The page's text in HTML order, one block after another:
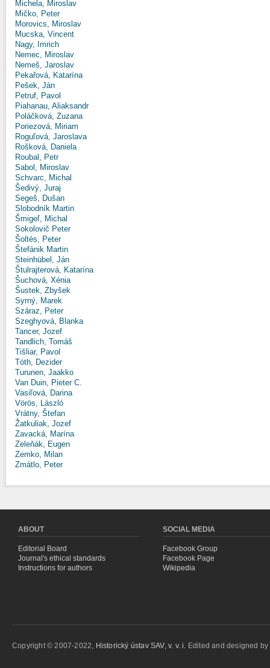
Michela, Miroslav
Mičko, Peter
Morovics, Miroslav
Mucska, Vincent
Nagy, Imrich
Nemec, Miroslav
Nemeš, Jaroslav
Pekařová, Katarína
Pešek, Ján
Petruf, Pavol
Piahanau, Aliaksandr
Poláčková, Zuzana
Poriezová, Miriam
Roguľová, Jaroslava
Rošková, Daniela
Roubal, Petr
Sabol, Miroslav
Schvarc, Michal
Šedivý, Juraj
Segeš, Dušan
Slobodník Martin
Šmigeľ, Michal
Sokolovič Peter
Šoltés, Peter
Štefánik Martin
Steinhübel, Ján
Štulrajterová, Katarína
Šuchová, Xénia
Šustek, Zbyšek
Syrný, Marek
Száraz, Peter
Szeghyová, Blanka
Tancer, Jozef
Tandlich, Tomáš
Tišliar, Pavol
Tóth, Dezider
Turunen, Jaakko
Van Duin, Pieter C.
Vasiľová, Darina
Vörös, László
Vrátny, Štefan
Žatkuliak, Jozef
Zavacká, Marína
Zeleňák, Eugen
Zemko, Milan
Zmátlo, Peter
ABOUT
Editorial Board
Journal's ethical standards
Instructions for authors
SOCIAL MEDIA
Facebook Group
Facebook Page
Wikipedia
Copyright © 2007-2022, Historický ústav SAV, v. v. i. Edited and designed by